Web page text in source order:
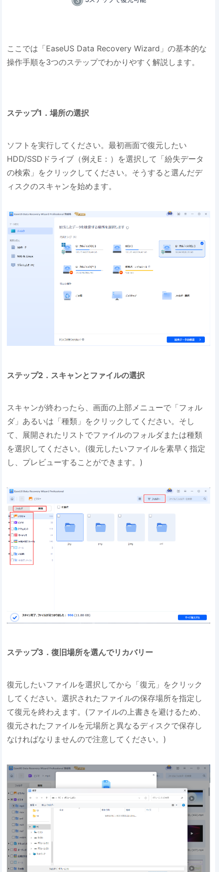
ここでは「EaseUS Data Recovery Wizard」の基本的な
操作手順を3つのステップでわかりやすく解説します。
ステップ1．場所の選択
ソフトを実行してください。最初画面で復元したい
HDD/SSDドライブ（例えE：）を選択して「紛失データ
の検索」をクリックしてください。そうすると選んだデ
ィスクのスキャンを始めます。
ステップ2．スキャンとファイルの選択
スキャンが終わったら、画面の上部メニューで「フォル
ダ」あるいは「種類」をクリックしてください。そし
て、展開されたリストでファイルのフォルダまたは種類
を選択してください。(復元したいファイルを素早く指定
し、プレビューすることができます。)
ステップ3．復旧場所を選んでリカバリー
復元したいファイルを選択してから「復元」をクリック
してください。選択されたファイルの保存場所を指定し
て復元を終わえます。(ファイルの上書きを避けるため、
復元されたファイルを元場所と異なるディスクで保存し
なければなりませんので注意してください。)